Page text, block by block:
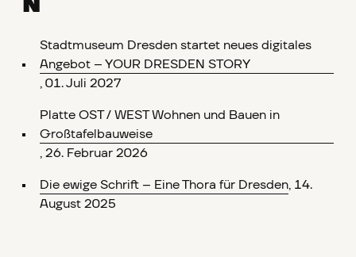
N
Stadtmuseum Dresden startet neues digitales
Angebot – YOUR DRESDEN STORY
, 01. Juli 2027
Platte OST / WEST Wohnen und Bauen in
Großtafelbauweise
, 26. Februar 2026
Die ewige Schrift – Eine Thora für Dresden, 14.
August 2025